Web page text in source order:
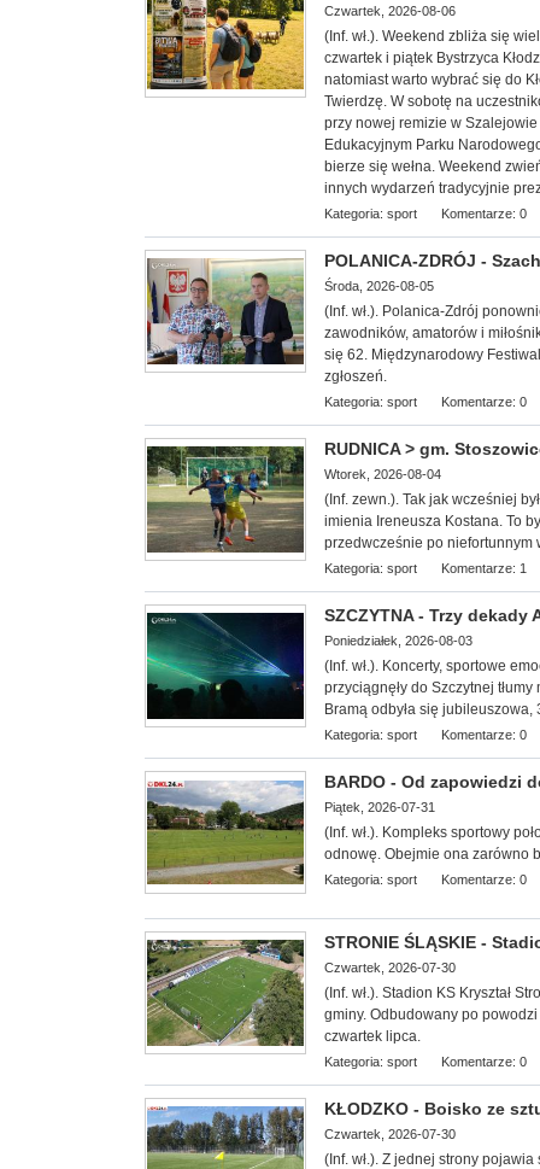
Czwartek, 2026-08-06
(Inf. wł.). Weekend zbliża się
czwartek i piątek Bystrzyca
natomiast warto wybrać się do
Twierdzę. W sobotę na
przy nowej remizie w
Edukacyjnym Parku
bierze się wełna. Weekend
innych wydarzeń tradycyjnie
Kategoria: sport Komentarze: 0
POLANICA-ZDRÓJ -
Środa, 2026-08-05
(Inf. wł.). Polanica-Zdrój
zawodników, amatorów i
się 62. Międzynarodowy
zgłoszeń.
Kategoria: sport Komentarze: 0
RUDNICA > gm.
Wtorek, 2026-08-04
(Inf. zewn.). Tak jak wcześniej
imienia Ireneusza Kostana. To
przedwcześnie po niefortunnym
Kategoria: sport Komentarze: 1
SZCZYTNA - Trzy dekady
Poniedziałek, 2026-08-03
(Inf. wł.). Koncerty, sportowe
przyciągnęły do Szczytnej
Bramą odbyła się
Kategoria: sport Komentarze: 0
BARDO - Od zapowiedzi
Piątek, 2026-07-31
(Inf. wł.). Kompleks sportowy
odnowę. Obejmie ona zarówno
Kategoria: sport Komentarze: 0
STRONIE ŚLĄSKIE -
Czwartek, 2026-07-30
(Inf. wł.). Stadion KS Kryształ
gminy. Odbudowany po
czwartek lipca.
Kategoria: sport Komentarze: 0
KŁODZKO - Boisko ze
Czwartek, 2026-07-30
(Inf. wł.). Z jednej strony